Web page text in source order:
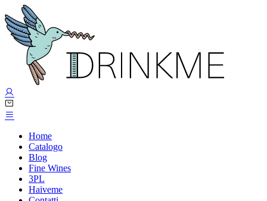
Home
Catalogo
Blog
Fine Wines
3PL
Haiveme